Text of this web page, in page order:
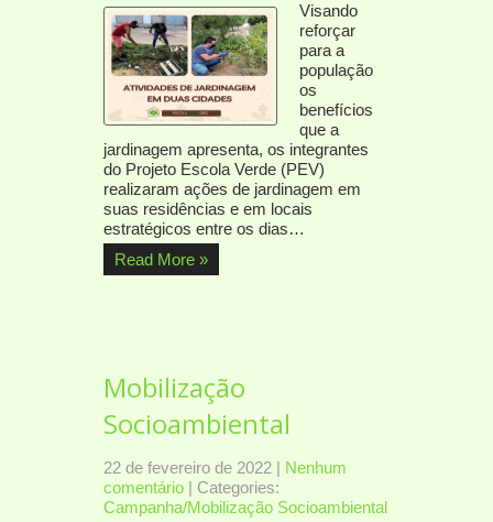
Visando
reforçar
para a
população
os
benefícios
que a
jardinagem apresenta, os integrantes
do Projeto Escola Verde (PEV)
realizaram ações de jardinagem em
suas residências e em locais
estratégicos entre os dias…
Read More »
Mobilização
Socioambiental
22 de fevereiro de 2022 | Nenhum
comentário | Categories:
Campanha/Mobilização Socioambiental